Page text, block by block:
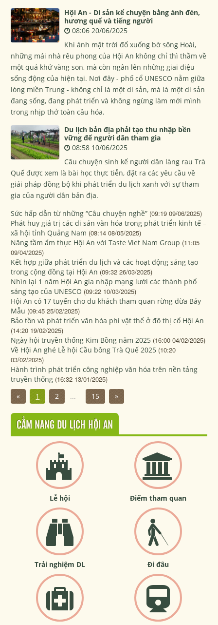
Hội An - Di sản kể chuyện bằng ánh đèn,
hương quế và tiếng người
08:06 20/06/2025
Khi ánh mặt trời đổ xuống bờ sông Hoài,
những mái nhà rêu phong của Hội An không chỉ thì thầm về
một quá khứ vàng son, mà còn ngân lên những giai điệu
sống động của hiện tại. Nơi đây - phố cổ UNESCO nằm giữa
lòng miền Trung - không chỉ là một di sản, mà là một di sản
đang sống, đang phát triển và không ngừng làm mới mình
trong nhịp thở toàn cầu hóa.
Du lịch bản địa phải tạo thu nhập bền
vững để người dân tham gia
08:58 10/06/2025
Câu chuyện sinh kế người dân làng rau Trà
Quế được xem là bài học thực tiễn, đặt ra các yêu cầu về
giải pháp đồng bộ khi phát triển du lịch xanh với sự tham
gia của người dân bản địa.
Sức hấp dẫn từ những “Câu chuyện nghề” (09:19 09/06/2025)
Phát huy giá trị các di sản văn hóa trong phát triển kinh tế –
xã hội tỉnh Quảng Nam (08:14 08/05/2025)
Nâng tầm ẩm thực Hội An với Taste Viet Nam Group (11:05
09/04/2025)
Kết hợp giữa phát triển du lịch và các hoạt động sáng tạo
trong cộng đồng tại Hội An (09:32 26/03/2025)
Nhìn lại 1 năm Hội An gia nhập mạng lưới các thành phố
sáng tạo của UNESCO (09:22 10/03/2025)
Hội An có 17 tuyến cho du khách tham quan rừng dừa Bảy
Mẫu (09:45 25/02/2025)
Bảo tồn và phát triển văn hóa phi vật thể ở đô thị cổ Hội An
(14:20 19/02/2025)
Ngày hội truyền thống Kim Bồng năm 2025 (16:00 04/02/2025)
Về Hội An ghé Lễ hội Cầu bông Trà Quế 2025 (10:20
03/02/2025)
Hành trình phát triển công nghiệp văn hóa trên nền tảng
truyền thống (16:32 13/01/2025)
«
1 2 ... 15 »
CẨM NANG DU LỊCH HỘI AN
Lễ hội Điểm tham quan
Trải nghiệm DL Đi đâu